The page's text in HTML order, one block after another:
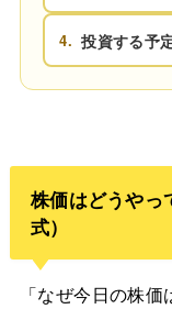
4. 投資する予
株価はどうやっ
式）
「なぜ今日の株